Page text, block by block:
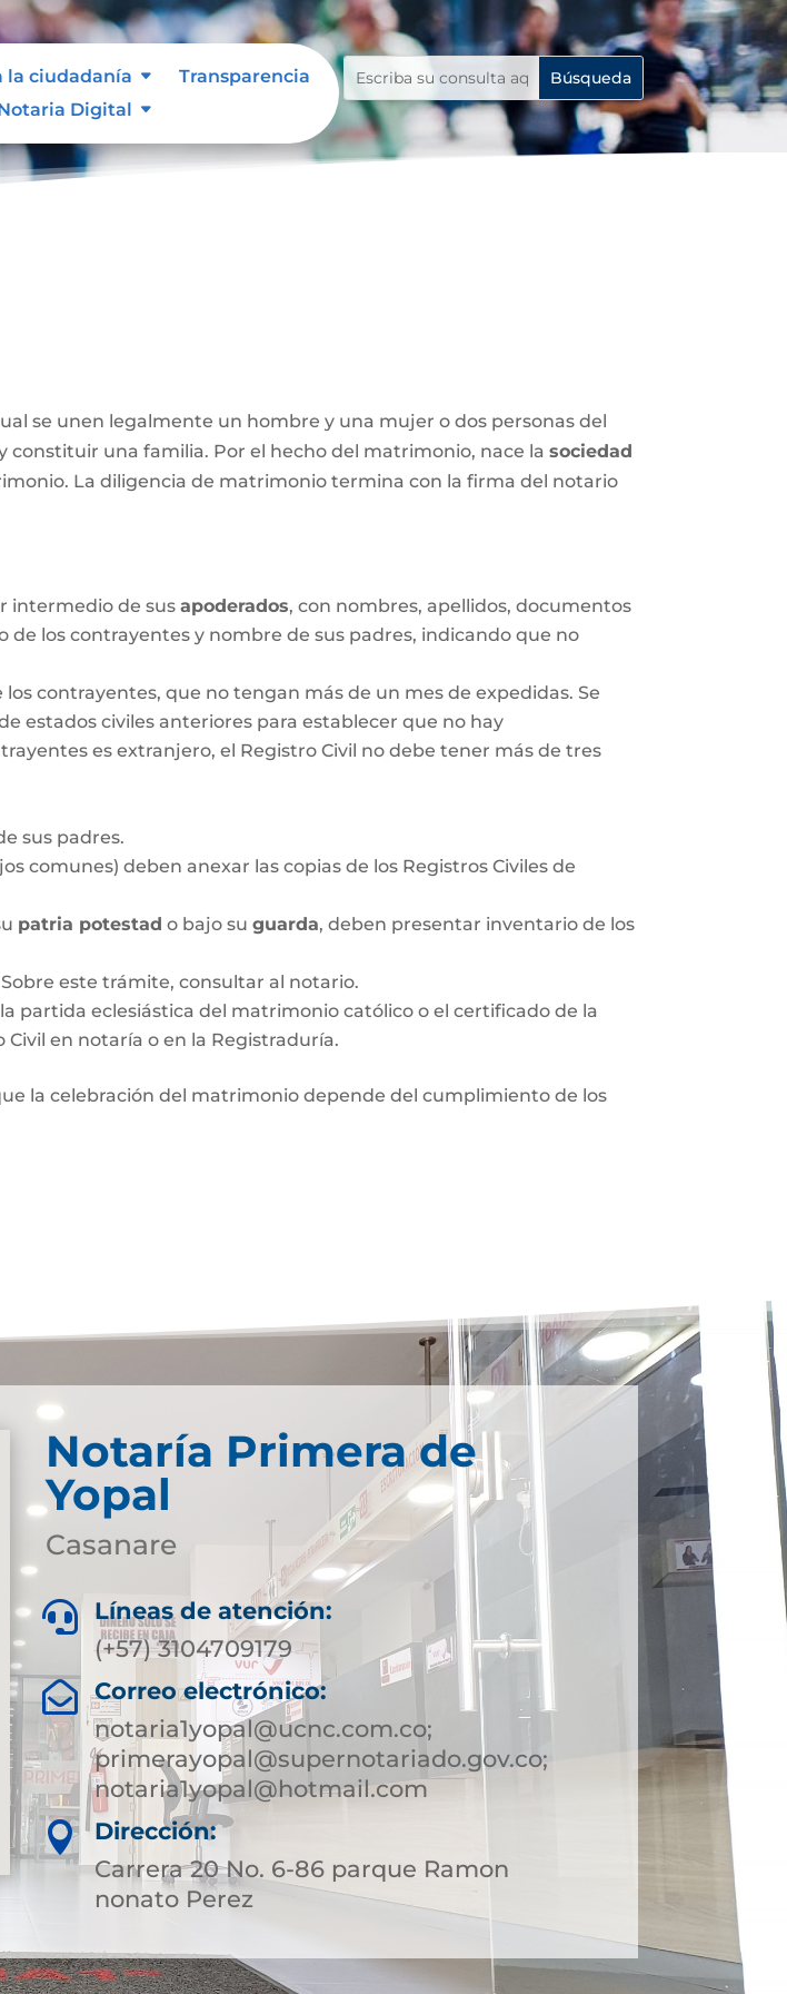
la ciudadanía
Transparencia
Digital
se unen legalmente un hombre y una mujer o dos personas del
constituir una familia. Por el hecho del matrimonio, nace lasociedad
La diligencia de matrimonio termina con la firma del notario
intermedio de susapoderados, con nombres, apellidos, documentos
los contrayentes y nombre de sus padres, indicando que no
contrayentes, que no tengan más de un mes de expedidas. Se
estados civiles anteriores para establecer que no hay
es extranjero, el Registro Civil no debe tener más de tres
sus padres.
comunes) deben anexar las copias de los Registros Civiles de
patria potestad o bajo suguarda, deben presentar inventario de los
este trámite, consultar al notario.
partida eclesiástica del matrimonio católico o el certificado de la
en notaría o en la Registraduría.
la celebración del matrimonio depende del cumplimiento de los
Notaría Primera de
Yopal
Casanare

Líneas de atención:
(+57) 3104709179

Correo electrónico:
notaria1yopal@ucnc.com.co;
primerayopal@supernotariado.gov.co;
notaria1yopal@hotmail.com

Dirección:
Carrera 20 No. 6-86 parque Ramon
nonato Perez